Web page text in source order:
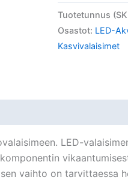
12W
varamuuntaja
määrä
Tuotetunnus
Osastot: LED-
Kasvivalaisimet
LED-
vaihto on tarvittaessa